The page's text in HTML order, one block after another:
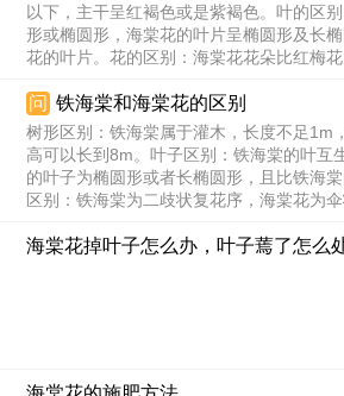
以下，主干呈红褐色或是紫褐色。叶的区
形或椭圆形，海棠花的叶片呈椭圆形及长
花的叶片。花的区别：海棠花花朵比红梅花
问 铁海棠和海棠花的区别
树形区别：铁海棠属于灌木，长度不足1m
高可以长到8m。叶子区别：铁海棠的叶互
的叶子为椭圆形或者长椭圆形，且比铁海
区别：铁海棠为二歧状复花序，海棠花为伞
海棠花掉叶子怎么办，叶子蔫了怎么